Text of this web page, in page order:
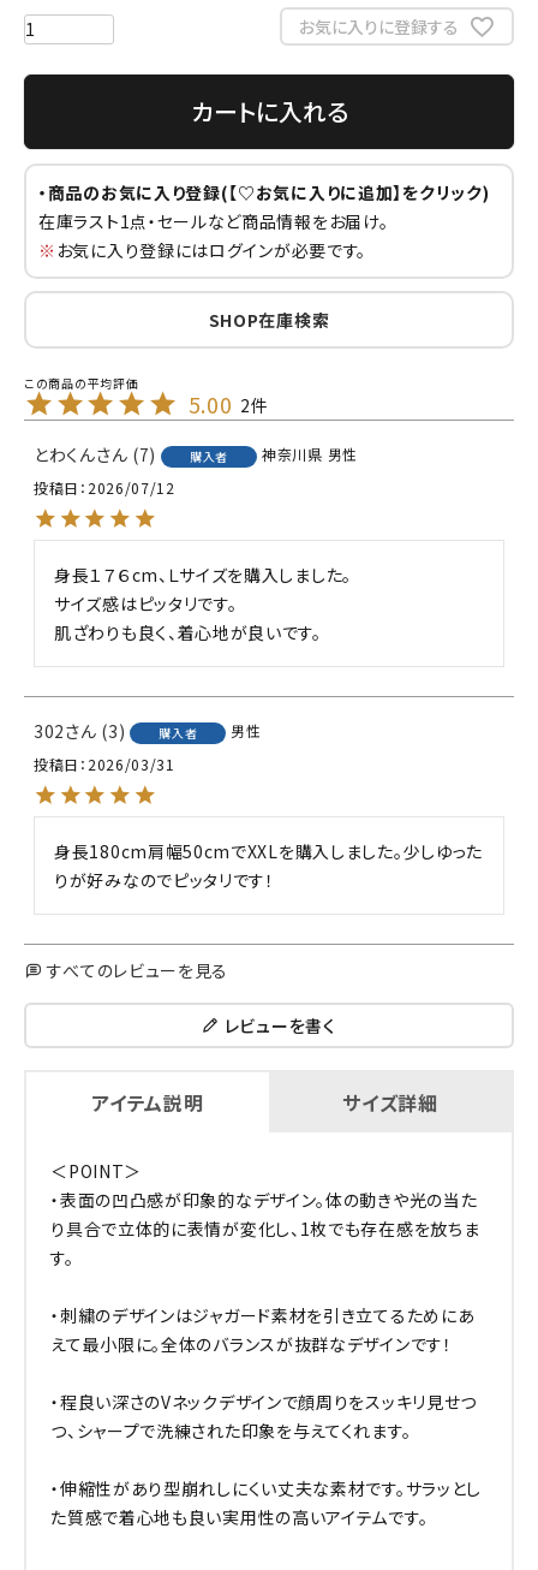
お気に入りに登録する
カートに入れる
・商品のお気に入り登録(【♡お気に入りに追加】をクリック)
在庫ラスト1点・セールなど商品情報をお届け。
※ お気に入り登録にはログインが必要です。
SHOP在庫検索
5.00 2
とわくん 7 購入者 神奈川県 男性
投稿日 2026/07/12
身長１７６cm、Ｌサイズを購入しました。
サイズ感はピッタリです。
肌ざわりも良く、着心地が良いです。
302 3 購入者
男性
投稿日 2026/03/31
身長180cm肩幅50cmでXXLを購入しました。少しゆった
りが好みなのでピッタリです！
すべてのレビューを見る
レビューを書く
アイテム説明 サイズ詳細
＜POINT＞
・表面の凹凸感が印象的なデザイン。体の動きや光の当た
り具合で立体的に表情が変化し、1枚でも存在感を放ちま
す。
・刺繍のデザインはジャガード素材を引き立てるためにあ
えて最小限に。全体のバランスが抜群なデザインです！
・程良い深さのVネックデザインで顔周りをスッキリ見せつ
つ、シャープで洗練された印象を与えてくれます。
・伸縮性があり型崩れしにくい丈夫な素材です。サラッとし
た質感で着心地も良い実用性の高いアイテムです。